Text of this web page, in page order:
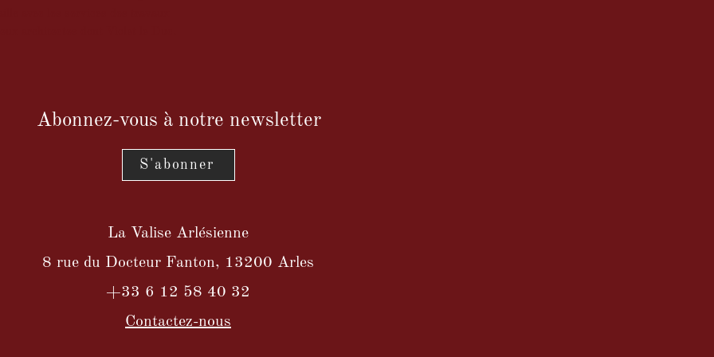
Abonnez-vous à notre newsletter
S'abonner
La Valise Arlésienne
8 rue du Docteur Fanton, 13200 Arles
+33 6 12 58 40 32
Contactez-nous